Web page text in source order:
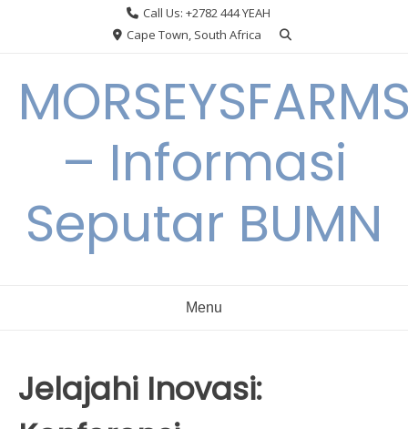
Call Us: +2782 444 YEAH
Cape Town, South Africa
– Informasi
Seputar BUMN
Menu
Jelajahi Inovasi: